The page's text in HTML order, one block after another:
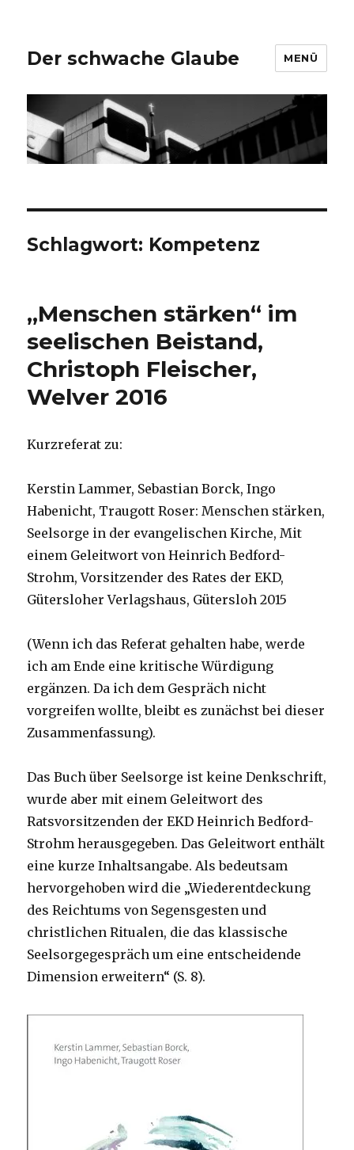
Der schwache Glaube MENÜ
Schlagwort: Kompetenz
„Menschen stärken“ im
seelischen Beistand,
Christoph Fleischer,
Welver 2016
Kurzreferat zu:
Kerstin Lammer, Sebastian Borck, Ingo
Habenicht, Traugott Roser: Menschen stärken,
Seelsorge in der evangelischen Kirche, Mit
einem Geleitwort von Heinrich Bedford-
Strohm, Vorsitzender des Rates der EKD,
Gütersloher Verlagshaus, Gütersloh 2015
(Wenn ich das Referat gehalten habe, werde
ich am Ende eine kritische Würdigung
ergänzen. Da ich dem Gespräch nicht
vorgreifen wollte, bleibt es zunächst bei dieser
Zusammenfassung).
Das Buch über Seelsorge ist keine Denkschrift,
wurde aber mit einem Geleitwort des
Ratsvorsitzenden der EKD Heinrich Bedford-
Strohm herausgegeben. Das Geleitwort enthält
eine kurze Inhaltsangabe. Als bedeutsam
hervorgehoben wird die „Wiederentdeckung
des Reichtums von Segensgesten und
christlichen Ritualen, die das klassische
Seelsorgegespräch um eine entscheidende
Dimension erweitern“ (S. 8).